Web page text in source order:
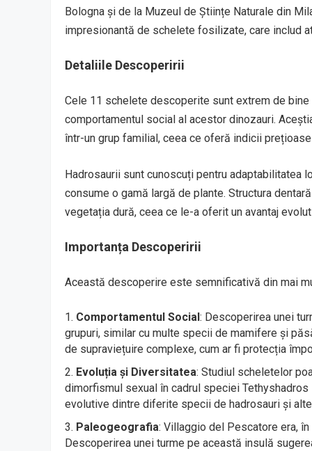
Bologna și de la Muzeul de Științe Naturale din
impresionantă de schelete fosilizate, care includ
Detaliile Descoperirii
Cele 11 schelete descoperite sunt extrem de
comportamentul social al acestor dinozauri.
într-un grup familial, ceea ce oferă indicii
Hadrosaurii sunt cunoscuți pentru adaptabilitatea
consume o gamă largă de plante. Structura
vegetația dură, ceea ce le-a oferit un avantaj
Importanța Descoperirii
Această descoperire este semnificativă din mai
Comportamentul Social: Descoperirea unei
grupuri, similar cu multe specii de mamifere și
de supraviețuire complexe, cum ar fi protecția
Evoluția și Diversitatea: Studiul scheletelor
dimorfismul sexual în cadrul speciei
evolutive dintre diferite specii de hadrosauri și
Paleogeografia: Villaggio del Pescatore era,
Descoperirea unei turme pe această insulă